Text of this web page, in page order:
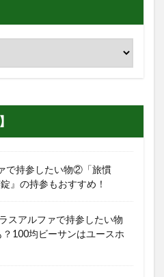
で持参したい物②「旅慣
』の持参もおすすめ！
スアルファで持参したい物
100均ビーサンはユースホ